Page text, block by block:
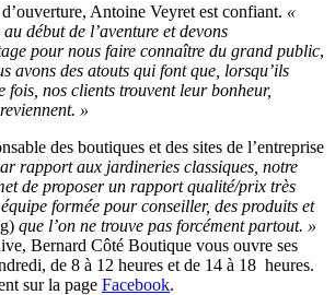
Antoine Veyret est confiant. «
début de l’aventure et devons
pour nous faire connaître du grand public,
avons des atouts qui font que, lorsqu’ils
fois, nos clients trouvent leur bonheur,
»
des boutiques et des sites de l’entreprise
rapport aux jardineries classiques, notre
de proposer un rapport qualité/prix très
formée pour conseiller, des produits et
que l’on ne trouve pas forcément partout. »
Bernard Côté Boutique vous ouvre ses
de 8 à 12 heures et de 14 à 18 heures.
sur la page Facebook.